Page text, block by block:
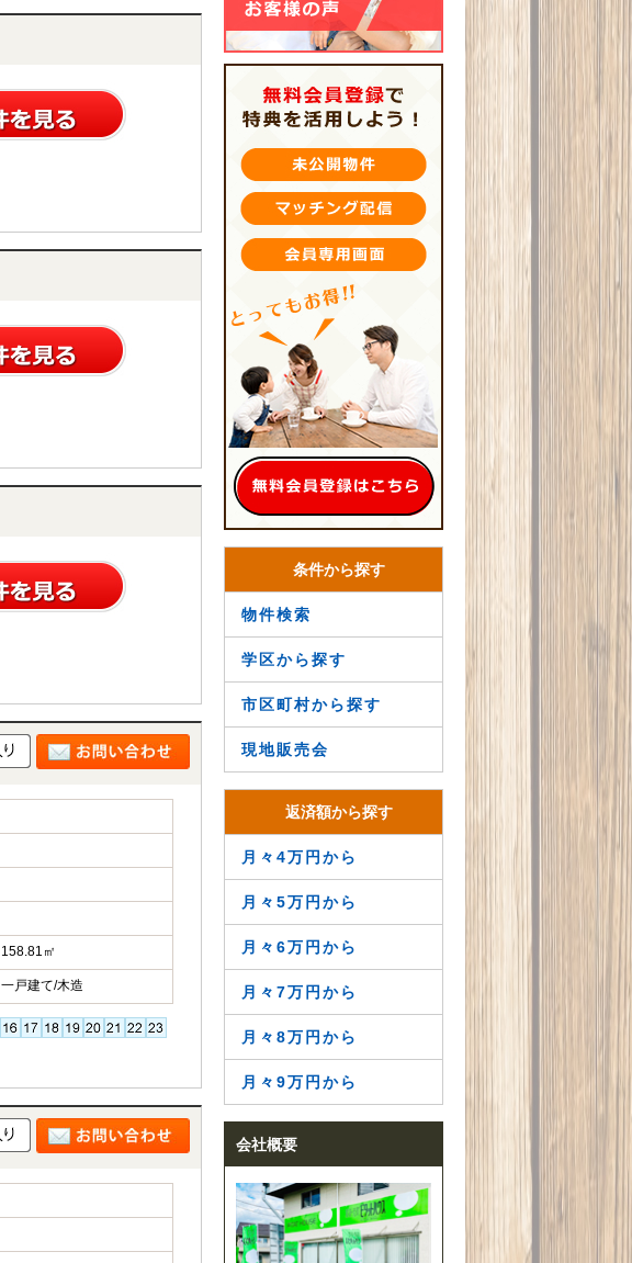
158.81㎡
一戸建て/木造
条件から探す
物件検索
学区から探す
市区町村から探す
現地販売会
返済額から探す
月々4万円から
月々5万円から
月々6万円から
月々7万円から
月々8万円から
月々9万円から
会社概要